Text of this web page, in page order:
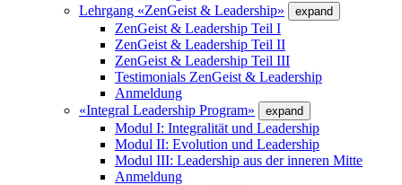
Lehrgang «ZenGeist & Leadership»
expand
ZenGeist & Leadership Teil I
ZenGeist & Leadership Teil II
ZenGeist & Leadership Teil III
Testimonials ZenGeist & Leadership
Anmeldung
«Integral Leadership Program»
expand
Modul I: Integralität und Leadership
Modul II: Evolution und Leadership
Modul III: Leadership aus der inneren Mitte
Anmeldung